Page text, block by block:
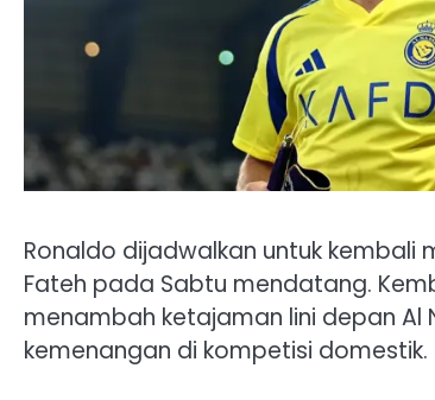
Ronaldo dijadwalkan untuk kembali
Fateh pada Sabtu mendatang.
menambah ketajaman lini depan Al
kemenangan di kompetisi domestik.